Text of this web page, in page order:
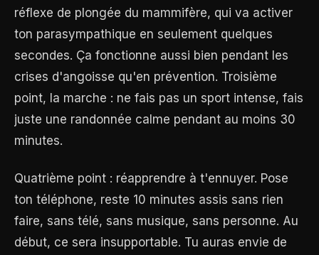
réflexe de plongée du mammifère, qui va activer
ton parasympathique en seulement quelques
secondes. Ça fonctionne aussi bien pendant les
crises d'angoisse qu'en prévention. Troisième
point, la marche : ne fais pas un sport intense, fais
juste une randonnée calme pendant au moins 30
minutes.
Quatrième point : réapprendre à t'ennuyer. Pose
ton téléphone, reste 10 minutes assis sans rien
faire, sans télé, sans musique, sans personne. Au
début, ce sera insupportable. Tu auras envie de